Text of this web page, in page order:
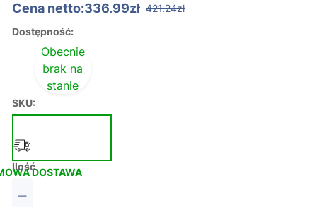
Cena netto:336.99zł 421.24zł
Dostępność:
Obecnie
brak na
stanie
SKU:
DOSTAWA
Ilość
−